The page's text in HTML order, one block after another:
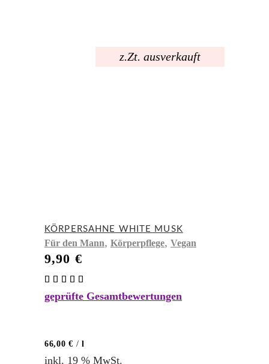
z.Zt. ausverkauft
KÖRPERSAHNE WHITE MUSK
Für den Mann, Körperpflege, Vegan
9,90 €
5.00
geprüfte Gesamtbewertungen
66,00€ /l
inkl. 19 % MwSt.